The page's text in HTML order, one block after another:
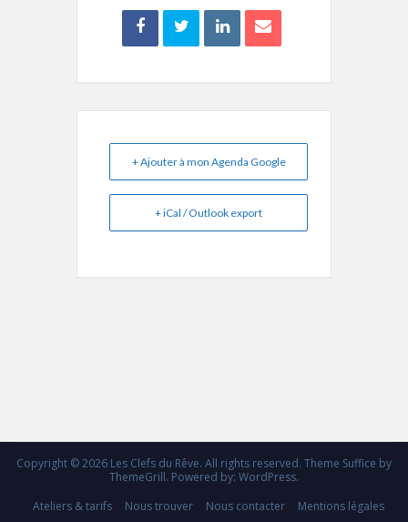
+ Ajouter à mon Agenda Google
+ iCal / Outlook export
Copyright © 2026 Les Clefs du Rêve. All rights reserved. Theme Suffice by
ThemeGrill. Powered by: WordPress.
Ateliers & tarifs
Nous trouver Nous contacter Mentions légales